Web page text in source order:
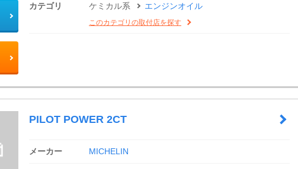
カテゴリ ケミカル系 エンジンオイル
このカテゴリの取付店を探す
PILOT POWER 2CT
メーカー MICHELIN